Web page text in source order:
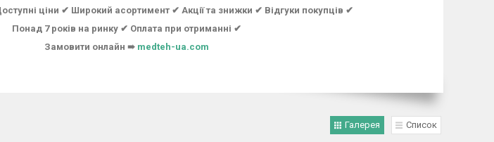
ціни ✔ Широкий асортимент ✔ Акції та знижки ✔ Відгуки покупців ✔
Понад 7 років на ринку ✔ Оплата при отриманні ✔
Замовити онлайн ➠ medteh-ua.com
Галерея Список